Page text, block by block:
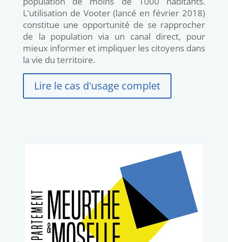
L’utilisation de Vooter (lancé en février 2018)
constitue une opportunité de se rapprocher
de la population via un canal direct, pour
mieux informer et impliquer les citoyens dans
la vie du territoire.
Lire le cas d'usage complet